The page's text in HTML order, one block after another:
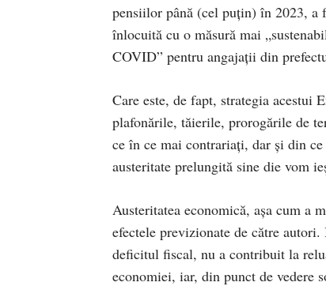
pensiilor până (cel puțin) în 2023, a
înlocuită cu o măsură mai
COVID” pentru angajații din
Care este, de fapt, strategia acestui
plafonările, tăierile, prorogările de
ce în ce mai contrariați, dar și din
austeritate prelungită sine die vom
Austeritatea economică, așa cum a
efectele previzionate de către
deficitul fiscal, nu a contribuit la
economiei, iar, din punct de vedere